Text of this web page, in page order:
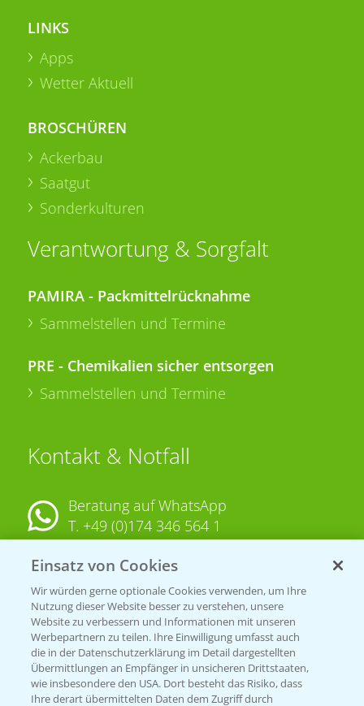
LINKS
Apps
Wetter Aktuell
BROSCHÜREN
Ackerbau
Saatgut
Sonderkulturen
Verantwortung & Sorgfalt
PAMIRA - Packmittelrücknahme
Sammelstellen und Termine
PRE - Chemikalien sicher entsorgen
Sammelstellen und Termine
Kontakt & Notfall
Beratung auf WhatsApp
T. +49 (0)174 346 564 1
KONTAKT
Hilfe in Notfällen
T.+49 (0)214/30-20220
Einsatz von Cookies
Wir würden gerne optionale Cookies verwenden, um Ihre
Nutzung dieser Website besser zu verstehen, unsere
Website zu verbessern und Informationen mit unseren
Werbepartnern zu teilen. Ihre Einwilligung umfasst auch
die in der Datenschutzerklärung im Detail dargestellten
Übermittlungen an Empfänger in unsicheren Drittstaaten,
wie insbesondere den USA. Dort besteht das Risiko, dass
Ihre derart übermittelten Daten dem Zugriff durch